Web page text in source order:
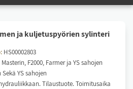
ja kul­je­tus­pyö­rien sy­lin­te­ri
HS00002803
F2000, Farmer ja YS sahojen
YS sahojen
Tilaustuote. Toimitusaika